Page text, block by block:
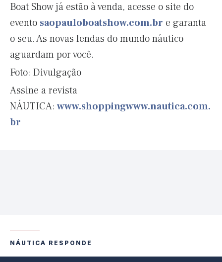
Boat Show já estão à venda, acesse o site do
evento saopauloboatshow.com.br e garanta
o seu. As novas lendas do mundo náutico
aguardam por você.
Foto: Divulgação
Assine a revista
NÁUTICA: www.shoppingwww.nautica.com.
br
NÁUTICA RESPONDE